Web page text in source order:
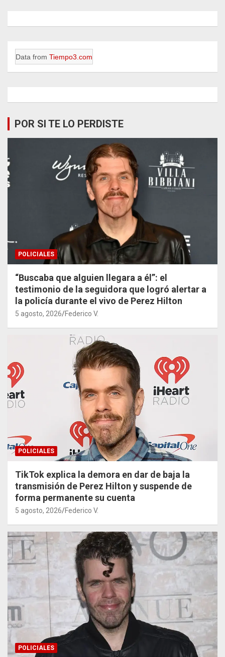
Data from Tiempo3.com
POR SI TE LO PERDISTE
POLICIALES
“Buscaba que alguien llegara a él”: el
testimonio de la seguidora que logró alertar a
la policía durante el vivo de Perez Hilton
5 agosto, 2026 Federico V.
POLICIALES
TikTok explica la demora en dar de baja la
transmisión de Perez Hilton y suspende de
forma permanente su cuenta
5 agosto, 2026 Federico V.
POLICIALES